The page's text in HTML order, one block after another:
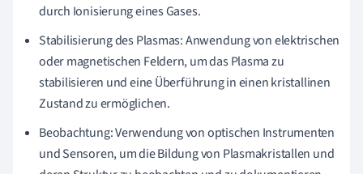
durch Ionisierung eines Gases.
Stabilisierung des Plasmas: Anwendung von elektrischen
oder magnetischen Feldern, um das Plasma zu
stabilisieren und eine Überführung in einen kristallinen
Zustand zu ermöglichen.
Beobachtung: Verwendung von optischen Instrumenten
und Sensoren, um die Bildung von Plasmakristallen und